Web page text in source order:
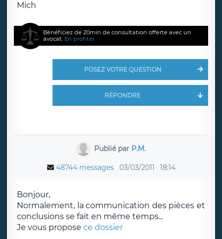
Mich
Bénéficiez de 20min de consultation offerte avec un
avocat. En profiter
POSEZ VOTRE QUESTION
RÉPONDRE
Publié par P.M.
48744 messages 03/03/2011 18:14
Bonjour,
Normalement, la communication des pièces et
conclusions se fait en même temps...
Je vous propose ce dossier